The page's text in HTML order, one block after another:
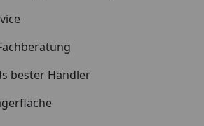
bester Händler